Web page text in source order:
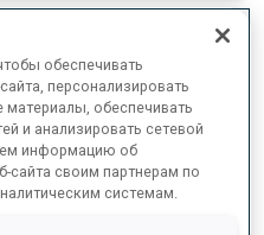
ОТ ЛИДЕРА
обеспечивать
персонализировать
материалы, обеспечивать
и анализировать сетевой
информацию об
сайта своим партнерам по
системам.